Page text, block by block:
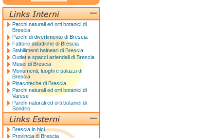
Parchi naturali ed orti botanici di
Brescia
Parchi di divertimento di Brescia
Fattorie didattiche di Brescia
Stabilimenti balneari di Brescia
Outlet e spacci aziendali di Brescia
Musei di Brescia
Monumenti, luoghi e palazzi di
Brescia
Pinacoteche di Brescia
Parchi naturali ed orti botanici di
Varese
Parchi naturali ed orti botanici di
Sondrio
Brescia in bici
Provincia di Brescia